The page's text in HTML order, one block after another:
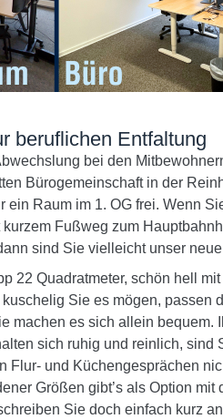
beruflichen Entfaltung
bei den
Bürogemeinschaft in der
ein Raum im 1. OG frei. Wenn
Fußweg zum
sind Sie vielleicht unser
22 Quadratmeter, schön hell
Sie es mögen, passen
machen es sich allein bequem.
sich ruhig und reinlich, sind
Flur- und Küchengesprächen
Größen gibt’s als Option mit
Sie doch einfach kurz